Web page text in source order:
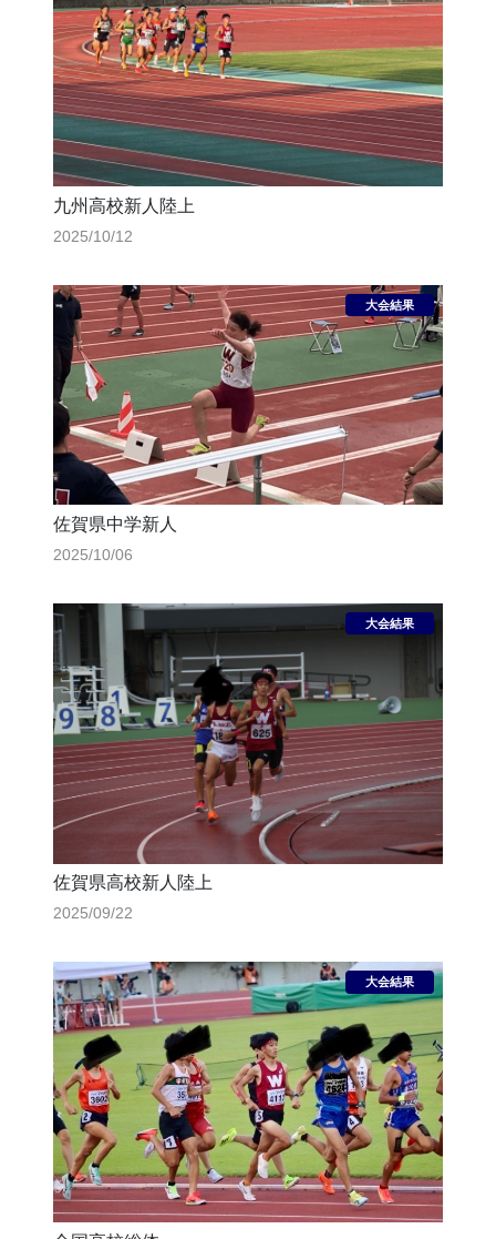
九州高校新人陸上
2025/10/12
佐賀県中学新人
2025/10/06
佐賀県高校新人陸上
2025/09/22